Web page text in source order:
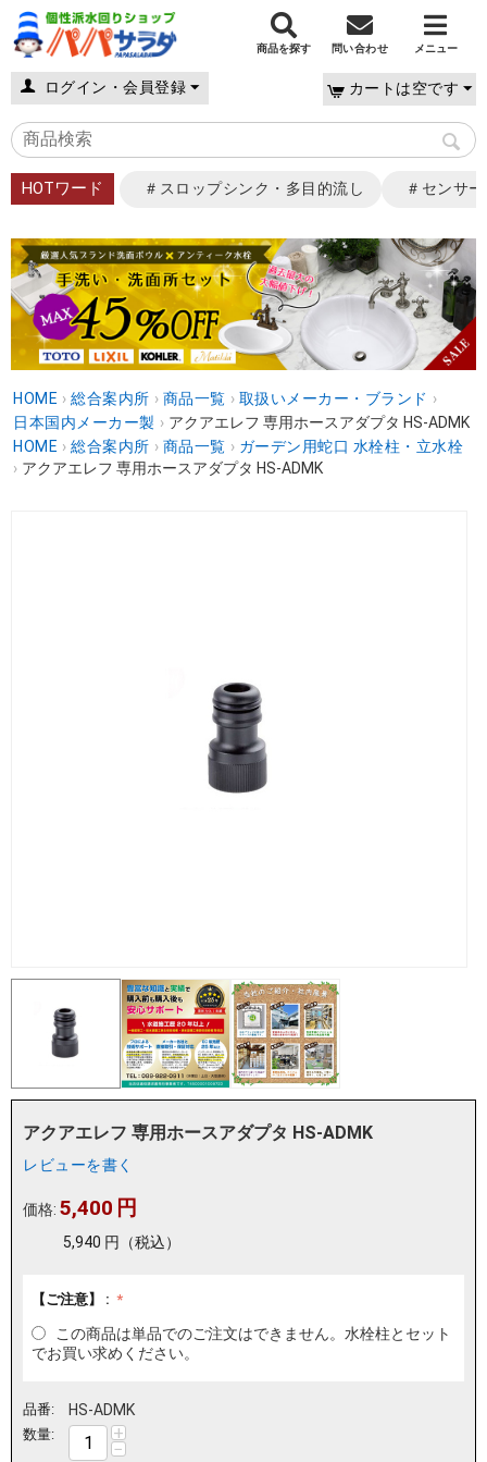
商品を探す 問い合わせ メニュー
ログイン・会員登録 カートは空です
HOTワード ＃スロップシンク・多目的流し ＃センサ
HOME › 総合案内所 › 商品一覧 › 取扱いメーカー・ブランド ›
日本国内メーカー製 › アクアエレフ 専用ホースアダプタ HS-ADMK
HOME › 総合案内所 › 商品一覧 › ガーデン用蛇口 水栓柱・立水栓
› アクアエレフ 専用ホースアダプタ HS-ADMK
アクアエレフ 専用ホースアダプタ HS-ADMK
レビューを書く
価格: 5,400 円
5,940 円 （税込）
【ご注意】 :
この商品は単品でのご注文はできません。水栓柱とセット
でお買い求めください。
品番: HS-ADMK
数量: +
−